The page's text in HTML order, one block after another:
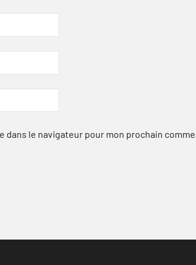
le navigateur pour mon prochain